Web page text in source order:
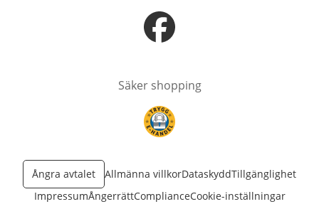
öppnas i nytt fönster
Säker shopping
öppnas i nytt fönster
Ångra avtalet Allmänna villkorDataskyddTillgänglighet
ImpressumÅngerrättComplianceCookie-inställningar